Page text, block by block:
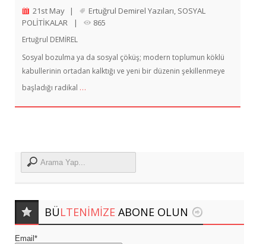
21st May | Ertuğrul Demirel Yazıları, SOSYAL
POLİTİKALAR
| 865
Ertuğrul DEMİREL
Sosyal bozulma ya da sosyal çöküş; modern toplumun köklü
kabullerinin ortadan kalktığı ve yeni bir düzenin şekillenmeye
başladığı radikal …
BÜLTENIMIZE ABONE OLUN
Email*